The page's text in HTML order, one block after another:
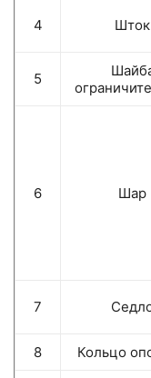
4 Шток
5
6 Шар
7
8 Кольцо